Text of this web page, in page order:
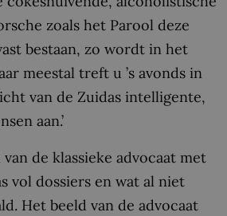
zoals het Parool deze
bestaan, zo wordt in het
meestal treft u ’s avonds in
van de Zuidas intelligente,
aan.’
de klassieke advocaat met
vol dossiers en wat al niet
Het beeld van de advocaat